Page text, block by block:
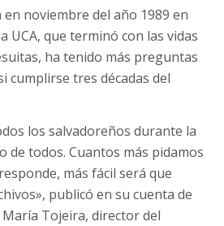
en noviembre del año 1989 en
UCA, que terminó con las vidas
ha tenido más preguntas
cumplirse tres décadas del
los salvadoreños durante la
de todos. Cuantos más pidamos
más fácil será que
publicó en su cuenta de
Tojeira, director del